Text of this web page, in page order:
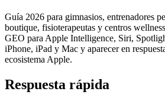
Guía 2026 para gimnasios, entrenadores
boutique, fisioterapeutas y centros
GEO para Apple Intelligence, Siri,
iPhone, iPad y Mac y aparecer en
ecosistema Apple.
Respuesta rápida